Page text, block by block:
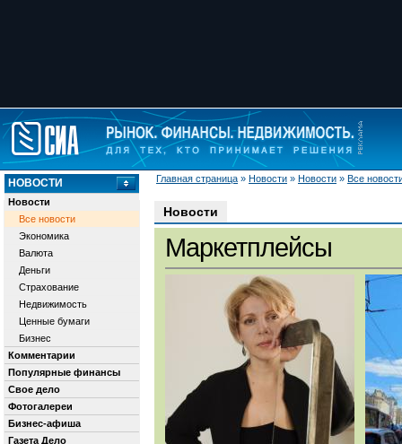
Главная страница » Новости » Новости » Все
НОВОСТИ
Новости
Все новости
Экономика
Валюта
Деньги
Страхование
Недвижимость
Ценные бумаги
Бизнес
Комментарии
Популярные финансы
Свое дело
Фотогалереи
Бизнес-афиша
Газета Дело
Новости
Маркетплейсы